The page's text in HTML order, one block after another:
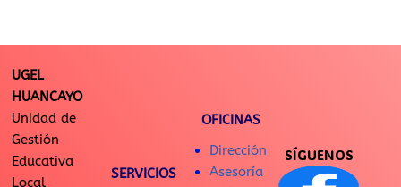
UGEL
HUANCAYO
Unidad de
Gestión
Educativa
Local
SERVICIOS
OFICINAS
Dirección
Asesoría
SÍGUENOS